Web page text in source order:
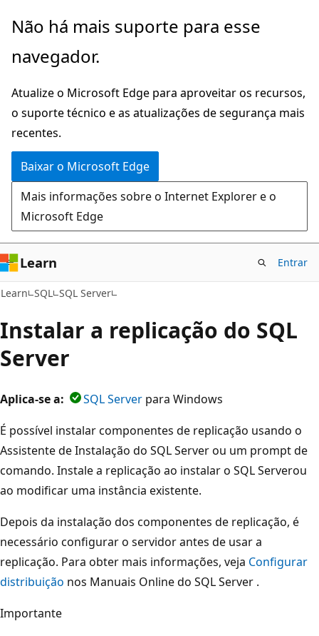
Pular
o
principal
Não há mais suporte para esse
navegador.
Atualize o Microsoft Edge para aproveitar os recursos,
o suporte técnico e as atualizações de segurança mais
recentes.
Baixar o Microsoft Edge
Mais informações sobre o Internet Explorer e o
Microsoft Edge
Learn Entrar
Learn SQL SQL Server
Instalar a replicação do SQL
Server
Aplica-se a: SQL Server para Windows
É possível instalar componentes de replicação usando o
Assistente de Instalação do SQL Server ou um prompt de
comando. Instale a replicação ao instalar o SQL Serverou
ao modificar uma instância existente.
Depois da instalação dos componentes de replicação, é
necessário configurar o servidor antes de usar a
replicação. Para obter mais informações, veja Configurar
distribuição nos Manuais Online do SQL Server .
Importante